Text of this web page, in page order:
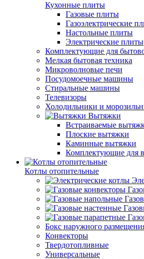
Кухонные плиты
Газовые плиты
Газоэлектрические
Настольные плиты
Электрические плиты
Комплектующие для
Мелкая бытовая техника
Микроволновые печи
Посудомоечные машины
Стиральные машины
Телевизоры
Холодильники и
Вытяжки
Встраиваемые
Плоские вытяжки
Каминные вытяжки
Комплектующие для
Котлы отопительные
Бокс наружного
Конвекторы
Твердотопливные
Универсальные